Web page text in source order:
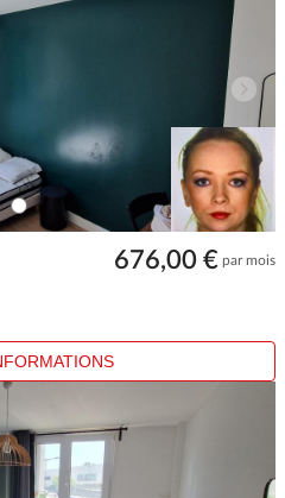
ITEM
676,00 € par mois